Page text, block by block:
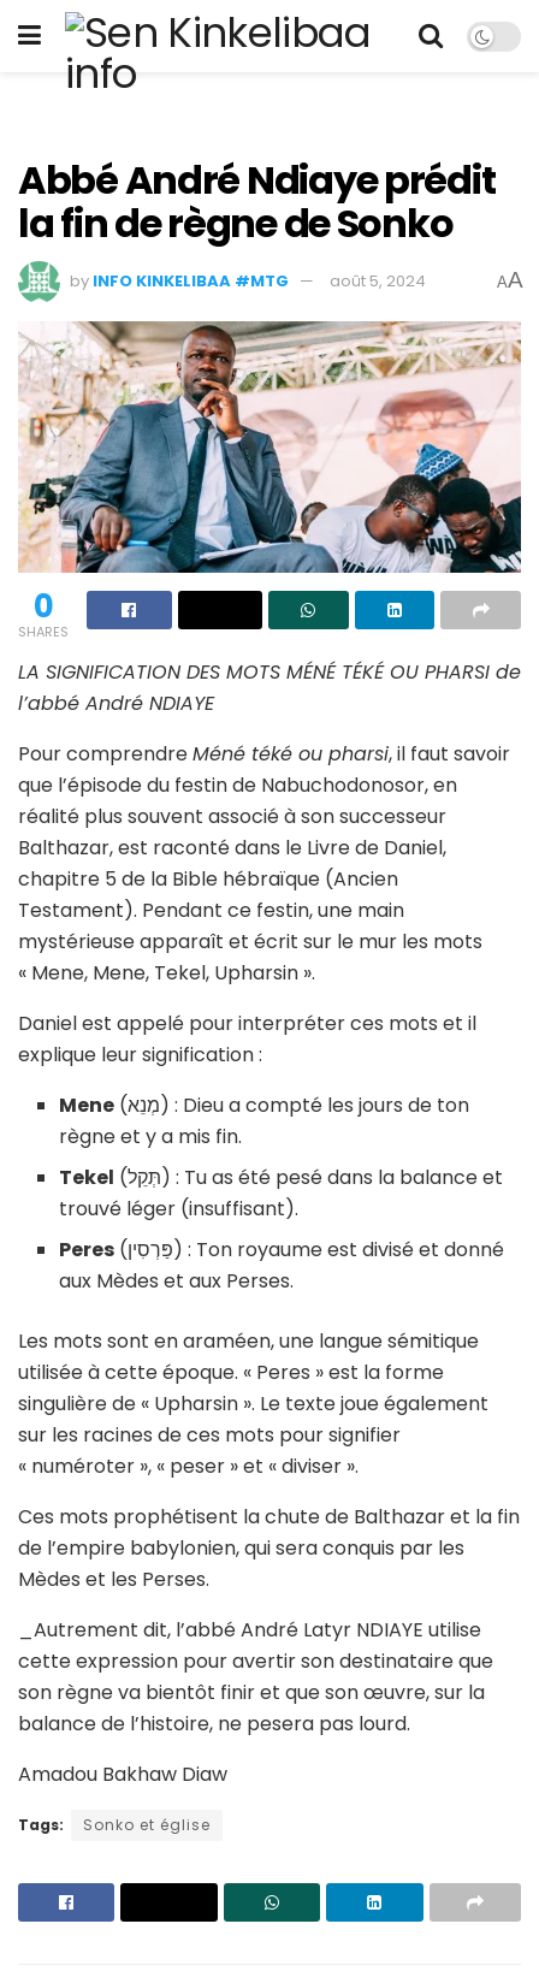
Abbé André Ndiaye prédit
la fin de règne de Sonko
by INFO KINKELIBAA #MTG août 5, 2024 AA
0
SHARES
LA SIGNIFICATION DES MOTS MÉNÉ TÉKÉ OU PHARSI de
l’abbé André NDIAYE
Pour comprendreMéné téké ou pharsi, il faut savoir
que l’épisode du festin de Nabuchodonosor, en
réalité plus souvent associé à son successeur
Balthazar, est raconté dans le Livre de Daniel,
chapitre 5 de la Bible hébraïque (Ancien
Testament). Pendant ce festin, une main
mystérieuse apparaît et écrit sur le mur les mots
« Mene, Mene, Tekel, Upharsin ».
Daniel est appelé pour interpréter ces mots et il
explique leur signification :
Mene (מְנֵא) : Dieu a compté les jours de ton
règne et y a mis fin.
Tekel (תְּקֵל) : Tu as été pesé dans la balance et
trouvé léger (insuffisant).
Peres (פַּרְסִין) : Ton royaume est divisé et donné
aux Mèdes et aux Perses.
Les mots sont en araméen, une langue sémitique
utilisée à cette époque. « Peres » est la forme
singulière de « Upharsin ». Le texte joue également
sur les racines de ces mots pour signifier
« numéroter », « peser » et « diviser ».
Ces mots prophétisent la chute de Balthazar et la fin
de l’empire babylonien, qui sera conquis par les
Mèdes et les Perses.
_Autrement dit, l’abbé André Latyr NDIAYE utilise
cette expression pour avertir son destinataire que
son règne va bientôt finir et que son œuvre, sur la
balance de l’histoire, ne pesera pas lourd.
Amadou Bakhaw Diaw
Tags: Sonko et église